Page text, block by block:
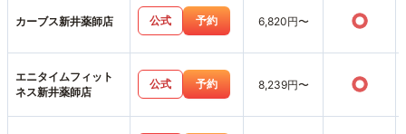
カーブス新井薬師店 公式 予約 6,820円〜 ○
エニタイムフィット
ネス新井薬師店
公式 予約 8,239円〜 ○